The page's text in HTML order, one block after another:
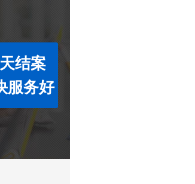
结案
服务好